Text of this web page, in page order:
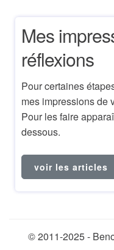
Mes
réflexions
Pour certaines
mes impressions de
Pour les faire
dessous.
voir les articles
© 2011-2025 -